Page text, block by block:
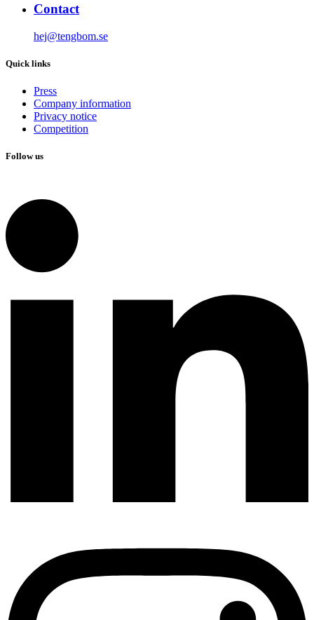
Contact
hej@tengbom.se
Quick links
Press
Company information
Privacy notice
Competition
Follow us